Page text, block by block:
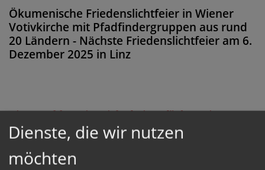
Ökumenische Friedenslichtfeier in Wiener
Votivkirche mit Pfadfindergruppen aus rund
20 Ländern - Nächste Friedenslichtfeier am 6.
Dezember 2025 in Linz
Diese Meldung ist nicht frei verfügbar. Bitte
loggen Sie sich ein, oder bestellen Sie das
Produkt
Dienste, die wir nutzen
möchten